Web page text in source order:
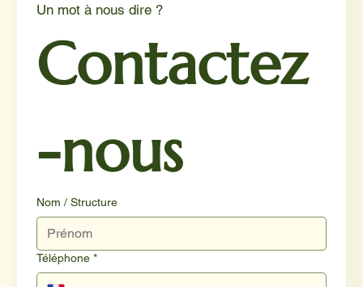
Un mot à nous dire ?
Contactez
-nous
Nom / Structure
Téléphone *